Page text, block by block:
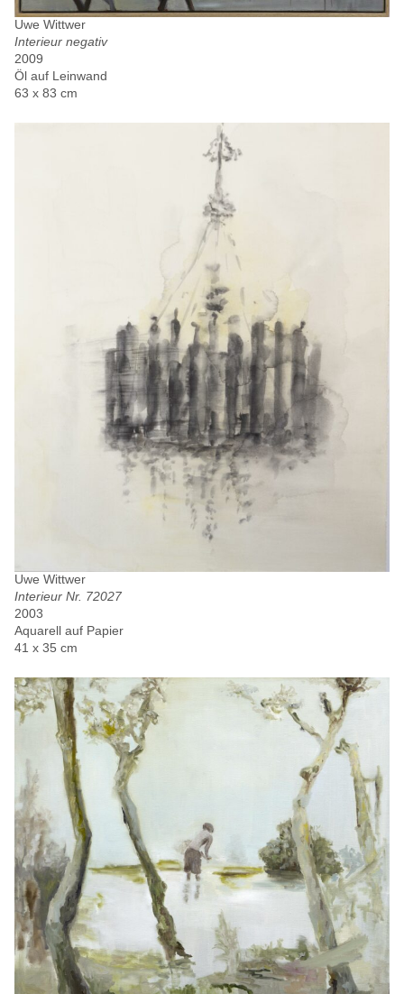
Uwe Wittwer
Interieur negativ
2009
Öl auf Leinwand
63 x 83 cm
Uwe Wittwer
Interieur Nr. 72027
2003
Aquarell auf Papier
41 x 35 cm